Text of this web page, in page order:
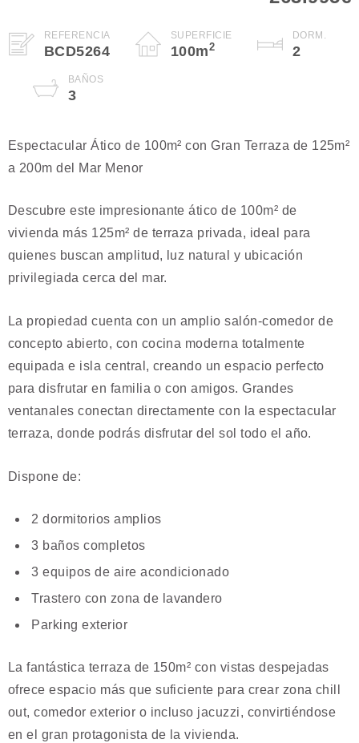
REFERENCIA
BCD5264
SUPERFICIE
100m2
DORM.
2
BAÑOS
3
Espectacular Ático de 100m² con Gran Terraza de 125m²
a 200m del Mar Menor
Descubre este impresionante ático de 100m² de
vivienda más 125m² de terraza privada, ideal para
quienes buscan amplitud, luz natural y ubicación
privilegiada cerca del mar.
La propiedad cuenta con un amplio salón-comedor de
concepto abierto, con cocina moderna totalmente
equipada e isla central, creando un espacio perfecto
para disfrutar en familia o con amigos. Grandes
ventanales conectan directamente con la espectacular
terraza, donde podrás disfrutar del sol todo el año.
Dispone de:
2 dormitorios amplios
3 baños completos
3 equipos de aire acondicionado
Trastero con zona de lavandero
Parking exterior
La fantástica terraza de 150m² con vistas despejadas
ofrece espacio más que suficiente para crear zona chill
out, comedor exterior o incluso jacuzzi, convirtiéndose
en el gran protagonista de la vivienda.